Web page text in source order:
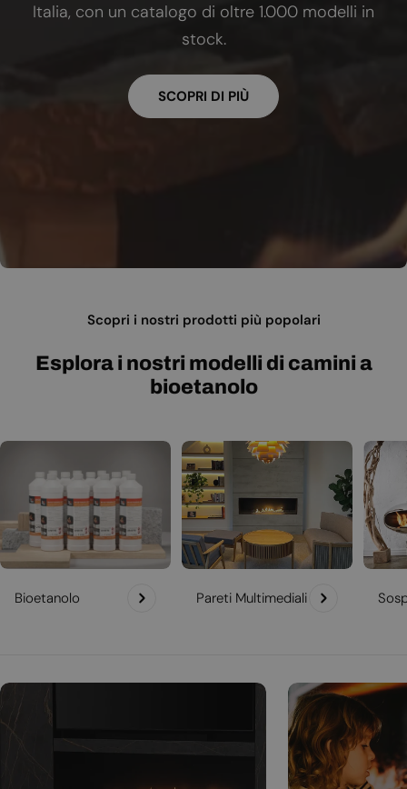
Italia, con un catalogo di oltre 1.000 modelli in
stock.
SCOPRI DI PIÙ
Scopri i nostri prodotti più popolari
Esplora i nostri modelli di camini a
bioetanolo
Bioetanolo Pareti Multimediali